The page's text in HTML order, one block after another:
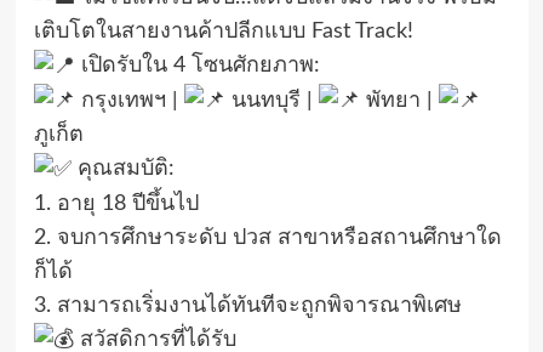
เติบโตในสายงานค้าปลีกแบบ Fast Track!
เปิดรับใน 4 โซนศักยภาพ:
กรุงเทพฯ |
นนทบุรี |
พัทยา |
ภูเก็ต
คุณสมบัติ:
1. อายุ 18 ปีขึ้นไป
2. จบการศึกษาระดับ ปวส สาขาหรือสถานศึกษาใด
ก็ได้
3. สามารถเริ่มงานได้ทันทีจะถูกพิจารณาพิเศษ
สวัสดิการที่ได้รับ